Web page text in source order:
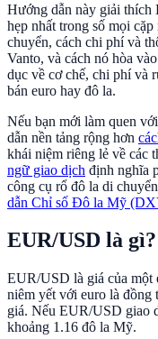
Hướng dẫn này giải thích
hẹp nhất trong số mọi
chuyển, cách chi phí và
Vanto, và cách nó hòa
dục về cơ chế, chi phí và
bán euro hay đô la.
Nếu bạn mới làm quen
dẫn nền tảng rộng hơn
khái niệm riêng lẻ về các
ngữ giao dịch định nghĩa
công cụ rổ đô la di
dẫn Chỉ số Đô la Mỹ
EUR/USD là gì?
EUR/USD là giá của một
niêm yết với euro là đồng
giá. Nếu EUR/USD giao
khoảng 1.16 đô la Mỹ.